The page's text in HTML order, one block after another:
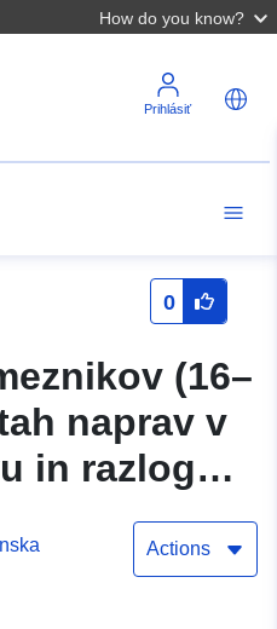
How do you know?
Prihlásiť
0
(16–
naprav v
in razlogu
Actions